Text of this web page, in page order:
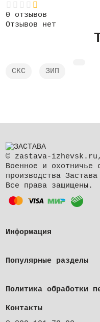
0 отзывов
Отзывов нет
СКС ЗИП
© zastava-izhevsk.ru,
Военное и охотничье
производства
Все права защищены.
Информация
Популярные разделы
Политика обработки
Контакты